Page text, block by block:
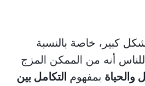
كبير، خاصة بالنسبة
أنه من الممكن المزج
والحياة بمفهوم التكامل بين